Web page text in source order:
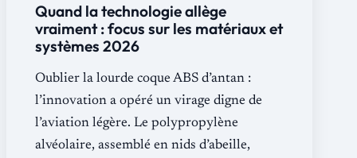
Quand la technologie allège
vraiment : focus sur les matériaux et
systèmes 2026
Oublier la lourde coque ABS d’antan :
l’innovation a opéré un virage digne de
l’aviation légère. Le polypropylène
alvéolaire, assemblé en nids d’abeille,